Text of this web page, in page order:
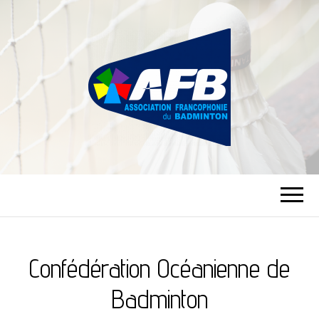
ASSOCIATION
FRANCOPHONIE
DU BADMINTON
Confédération Océanienne de
Badminton